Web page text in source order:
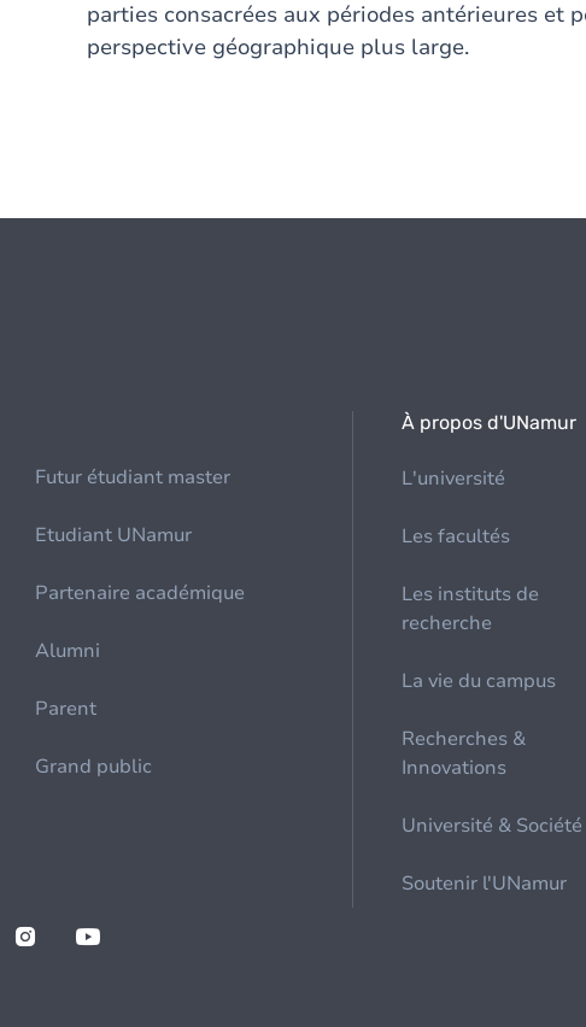
parties consacrées aux périodes antérieures et
perspective géographique plus large.
Futur étudiant master
Etudiant UNamur
Partenaire académique
Alumni
Parent
Grand public
À propos d'UNamur
L'université
Les facultés
Les instituts de
recherche
La vie du campus
Recherches &
Innovations
Université & Société
Soutenir l'UNamur